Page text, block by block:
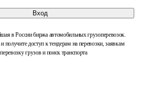
Вход
в России биржа автомобильных грузоперевозок.
и получите доступ к тендерам на перевозки, заявкам
грузов и поиск транспорта